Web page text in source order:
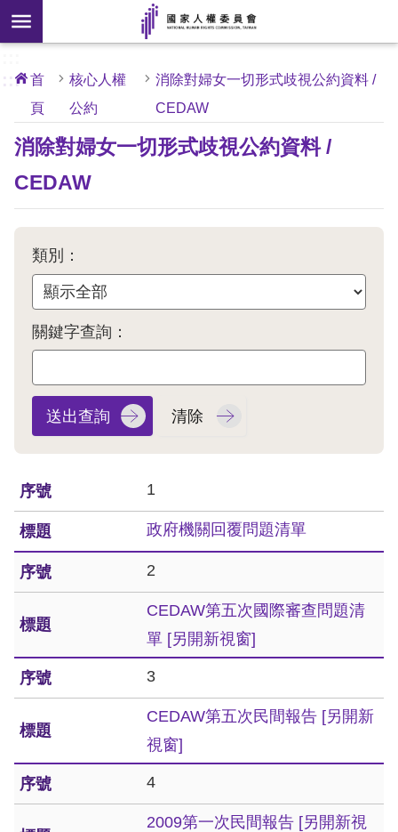
前往主要內容區塊
搜
尋
新
]
心
權
公
關
本
會
最
新
消
息
人
業
務
核
心
人
公
約
陳
申
訴
:::
首
頁
核心人權
公約
消除對婦女一切形式歧視公約資料 /
CEDAW
消除對婦女一切形式歧視公約資料 /
CEDAW
類別：
關鍵字查詢：
1
政府機關回覆問題清單
2
CEDAW第五次國際審查問題清
單 [另開新視窗]
3
CEDAW第五次民間報告 [另開新
視窗]
4
2009第一次民間報告 [另開新視